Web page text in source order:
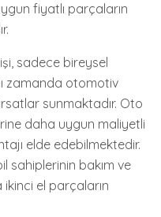
fiyatlı parçaların
sadece bireysel
zamanda otomotiv
sunmaktadır. Oto
daha uygun maliyetli
elde edebilmektedir.
sahiplerinin bakım ve
ikinci el parçaların